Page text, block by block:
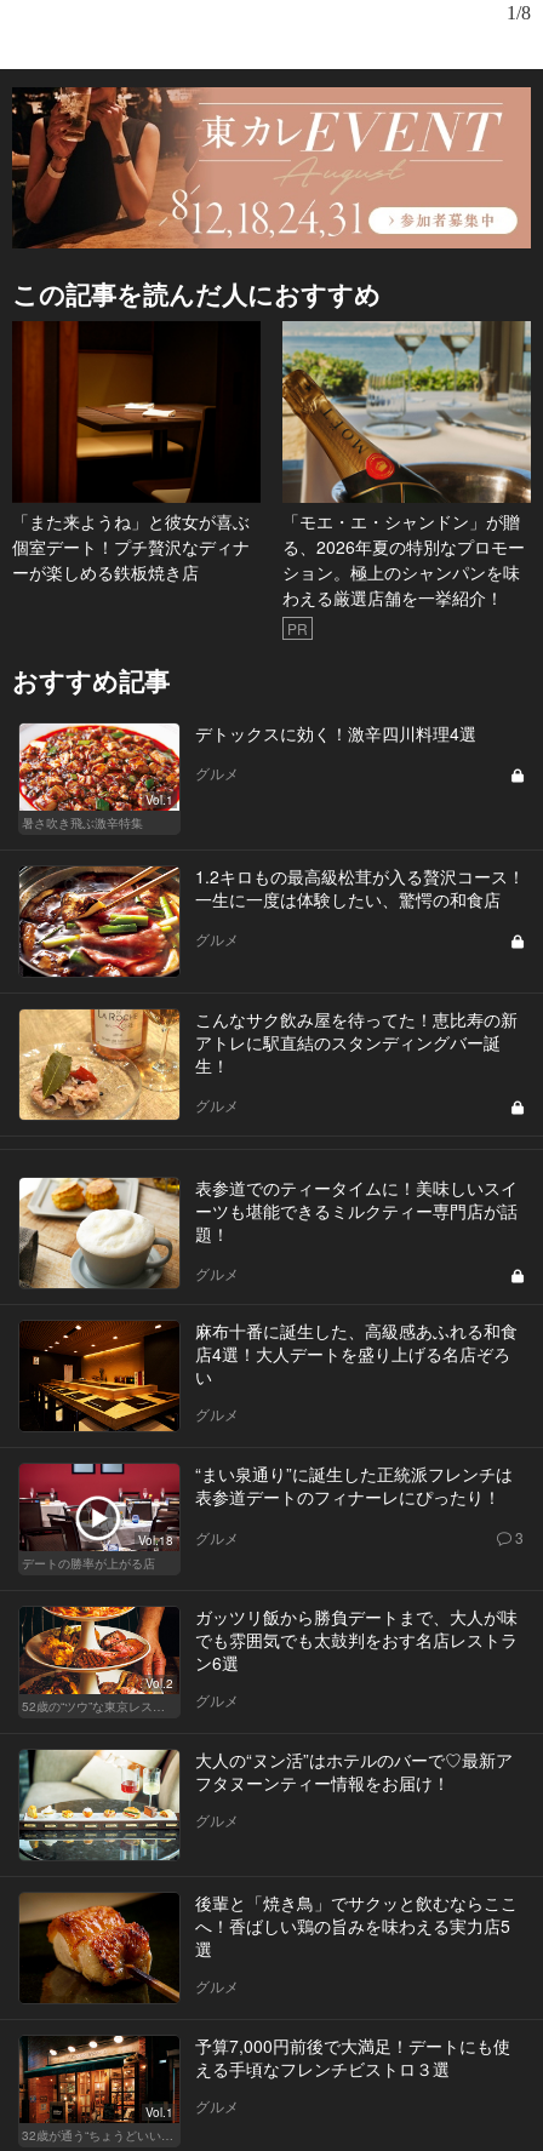
1/8
この記事を読んだ人におすすめ
「また来ようね」と彼女が喜ぶ
個室デート！プチ贅沢なディナ
ーが楽しめる鉄板焼き店
「モエ・エ・シャンドン」が贈
る、2026年夏の特別なプロモー
ション。極上のシャンパンを味
わえる厳選店舗を一挙紹介！
PR
おすすめ記事
Vol.1
暑さ吹き飛ぶ激辛特集
デトックスに効く！激辛四川料理4選
グルメ
1.2キロもの最高級松茸が入る贅沢コース！
一生に一度は体験したい、驚愕の和食店
グルメ
こんなサク飲み屋を待ってた！恵比寿の新
アトレに駅直結のスタンディングバー誕
生！
グルメ
表参道でのティータイムに！美味しいスイ
ーツも堪能できるミルクティー専門店が話
題！
グルメ
麻布十番に誕生した、高級感あふれる和食
店4選！大人デートを盛り上げる名店ぞろ
い
グルメ
Vol.18
デートの勝率が上がる店
“まい泉通り”に誕生した正統派フレンチは
表参道デートのフィナーレにぴったり！
グルメ 3
Vol.2
52歳の“ツウ”な東京レストラン
ガッツリ飯から勝負デートまで、大人が味
でも雰囲気でも太鼓判をおす名店レストラ
ン6選
グルメ
大人の“ヌン活”はホテルのバーで♡最新ア
フタヌーンティー情報をお届け！
グルメ
後輩と「焼き鳥」でサクッと飲むならここ
へ！香ばしい鶏の旨みを味わえる実力店5
選
グルメ
Vol.1
32歳が通う“ちょうどいい”価格の店
予算7,000円前後で大満足！デートにも使
える手頃なフレンチビストロ３選
グルメ